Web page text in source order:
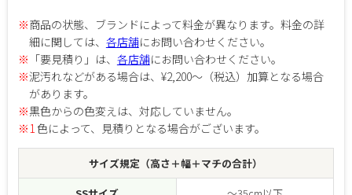
※商品の状態、ブランドによって料金が異なります。料金の詳
細に関しては、 各店舗にお問い合わせください。
※ 「要見積り」は、 各店舗にお問い合わせください。
※泥汚れなどがある場合は、¥2,200～（税込）加算となる場合
があります。
※黒色からの色変えは、対応していません。
※1色によって、見積りとなる場合がございます。
サイズ規定（高さ＋幅＋マチの合計）